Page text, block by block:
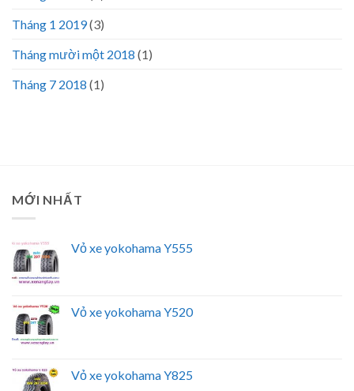
Tháng 1 2019(3)
Tháng mười một 2018 (1)
Tháng 7 2018 (1)
MỚI NHẤT
Vỏ xe yokohama Y555
Vỏ xe yokohama Y520
Vỏ xe yokohama Y825